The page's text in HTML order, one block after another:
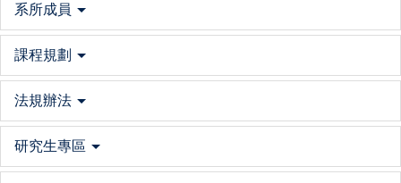
系所成員
課程規劃
法規辦法
研究生專區